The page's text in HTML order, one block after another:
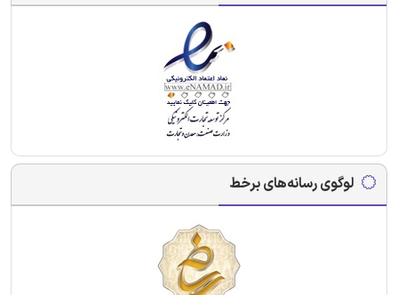
لوگوی رسانه‌های برخط